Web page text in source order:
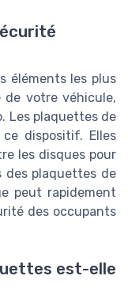
éléments les plus
de votre véhicule,
Les plaquettes de
dispositif. Elles
les disques pour
des plaquettes de
peut rapidement
des occupants
est-elle